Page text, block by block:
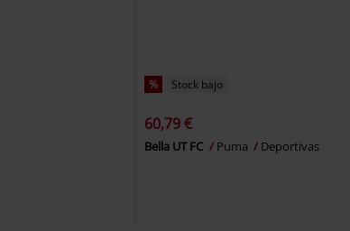
% Stock bajo
60,79 €
Bella UT FC Puma Deportivas